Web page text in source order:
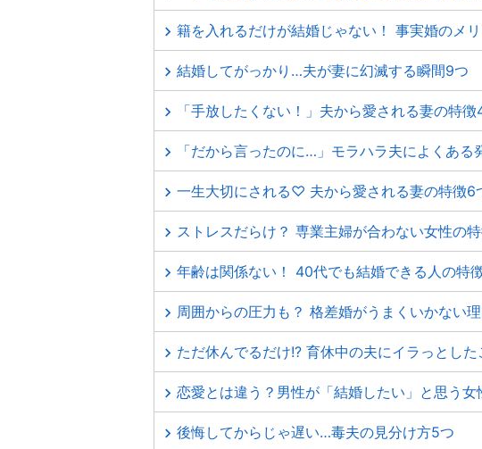
籍を入れるだけが結婚じゃない！ 事実婚のメ
結婚してがっかり…夫が妻に幻滅する瞬間9つ
「手放したくない！」夫から愛される妻の特徴
「だから言ったのに…」モラハラ夫によくある
一生大切にされる♡ 夫から愛される妻の特徴6
ストレスだらけ？ 専業主婦が合わない女性の
年齢は関係ない！ 40代でも結婚できる人の特
周囲からの圧力も？ 格差婚がうまくいかない
ただ休んでるだけ!? 育休中の夫にイラっとした
恋愛とは違う？男性が「結婚したい」と思う女
後悔してからじゃ遅い…毒夫の見分け方5つ